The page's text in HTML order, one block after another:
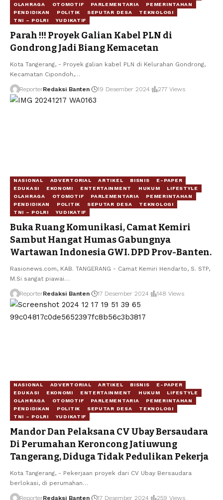
OLAHRAGA
OTOMOTIF PARLEMENTARIA
PEMERINTAHAN
PENDIDIKAN
POLITIK SEPUTAR DESA
TEKNOLOGI
TNI – POLRI
YUDIKATIF
Parah !!! Proyek Galian Kabel PLN di
Gondrong Jadi Biang Kemacetan
Kota Tangerang, - Proyek galian kabel PLN di Kelurahan Gondrong,
Kecamatan Cipondoh,…
ReporterRedaksi Banten 19 Desember 2024 277 Views
NASIONAL ADVERTORIAL ARTIKEL BISNIS
E-PAPER
EDUKASI
EKONOMI ENTERTAINMENT HUKUM
LIFESTYLE
OLAHRAGA
OTOMOTIF PARLEMENTARIA
PEMERINTAHAN
PENDIDIKAN
POLITIK SEPUTAR DESA
TEKNOLOGI
TNI – POLRI
YUDIKATIF
Buka Ruang Komunikasi, Camat Kemiri
Sambut Hangat Humas Gabungnya
Wartawan Indonesia GWI. DPD Prov-Banten.
Rasionews.com, KAB. TANGERANG - Camat Kemiri Hendarto, S. STP,
M.Si sangat piawai…
ReporterRedaksi Banten 17 Desember 2024 148 Views
NASIONAL ADVERTORIAL ARTIKEL BISNIS
E-PAPER
EDUKASI
EKONOMI ENTERTAINMENT HUKUM
LIFESTYLE
OLAHRAGA
OTOMOTIF PARLEMENTARIA
PEMERINTAHAN
PENDIDIKAN
POLITIK SEPUTAR DESA
TEKNOLOGI
TNI – POLRI
YUDIKATIF
Mandor Dan Pelaksana CV Ubay Bersaudara
Di Perumahan Keroncong Jatiuwung
Tangerang, Diduga Tidak Pedulikan Pekerja
Kota Tangerang, - Pekerjaan proyek dari CV Ubay Bersaudara
berlokasi, di perumahan…
ReporterRedaksi Banten 17 Desember 2024 259 Views